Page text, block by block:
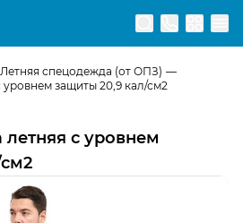
страницу
Летняя спецодежда (от ОПЗ)
уровнем защиты 20,9 кал/см2
летняя с уровнем